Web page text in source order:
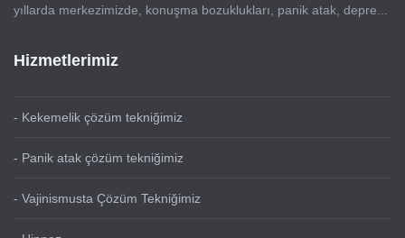
yıllarda merkezimizde, konuşma bozuklukları, panik atak, depre...
Hizmetlerimiz
- Kekemelik çözüm tekniğimiz
- Panik atak çözüm tekniğimiz
- Vajinismusta Çözüm Tekniğimiz